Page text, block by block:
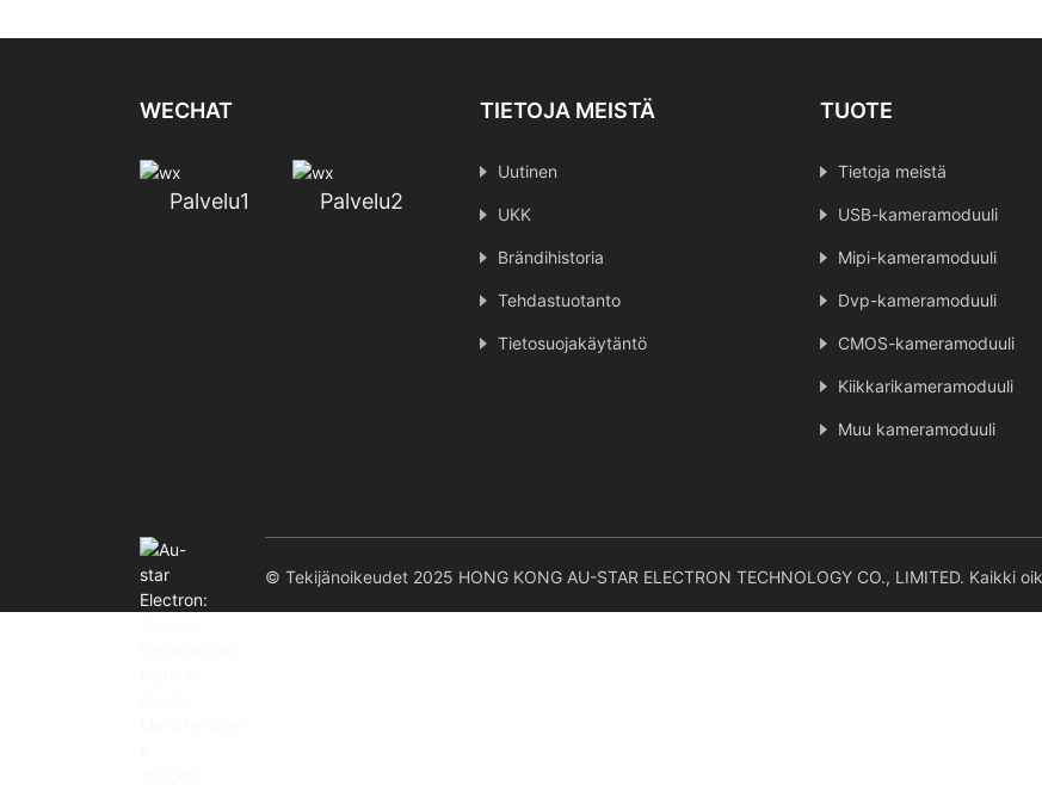
WECHAT
Palvelu1 Palvelu2
TIETOJA MEISTÄ
Uutinen
UKK
Brändihistoria
Tehdastuotanto
Tietosuojakäytäntö
TUOTE
Tietoja meistä
USB-kameramoduuli
Mipi-kameramoduuli
Dvp-kameramoduuli
CMOS-kameramoduuli
Kiikkarikameramoduuli
Muu kameramoduuli
© Tekijänoikeudet 2025 HONG KONG AU-STAR ELECTRON TECHNOLOGY CO., LIMITED. Kaikki